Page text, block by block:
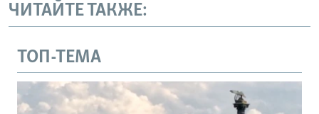
ЧИТАЙТЕ ТАКЖЕ:
ТОП-ТЕМА